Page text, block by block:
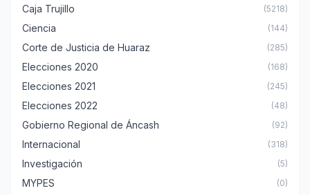
Caja Trujillo (5218)
Ciencia (144)
Corte de Justicia de Huaraz (285)
Elecciones 2020 (168)
Elecciones 2021 (245)
Elecciones 2022 (48)
Gobierno Regional de Áncash (92)
Internacional (318)
Investigación (5)
MYPES (0)